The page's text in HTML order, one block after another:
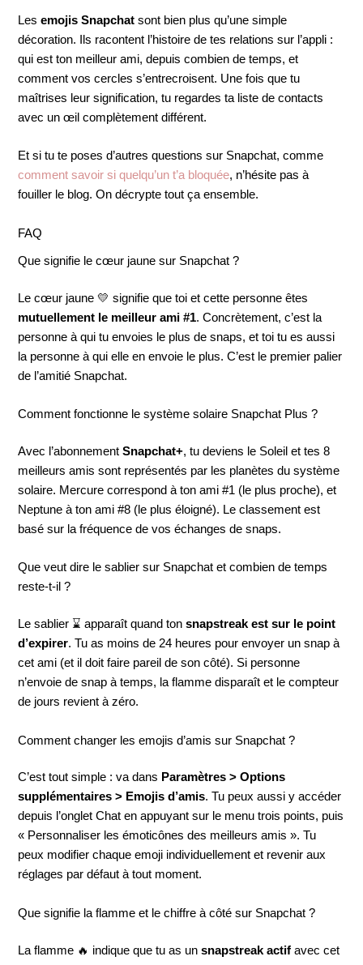
Lesemojis Snapchat sont bien plus qu’une simple
décoration. Ils racontent l’histoire de tes relations sur l’appli :
qui est ton meilleur ami, depuis combien de temps, et
comment vos cercles s’entrecroisent. Une fois que tu
maîtrises leur signification, tu regardes ta liste de contacts
avec un œil complètement différent.
Et si tu te poses d’autres questions sur Snapchat, comme
comment savoir si quelqu’un t’a bloquée, n’hésite pas à
fouiller le blog. On décrypte tout ça ensemble.
FAQ
Que signifie le cœur jaune sur Snapchat ?
Le cœur jaune 💛 signifie que toi et cette personne êtes
mutuellement le meilleur ami #1. Concrètement, c’est la
personne à qui tu envoies le plus de snaps, et toi tu es aussi
la personne à qui elle en envoie le plus. C’est le premier palier
de l’amitié Snapchat.
Comment fonctionne le système solaire Snapchat Plus ?
Avec l’abonnementSnapchat+, tu deviens le Soleil et tes 8
meilleurs amis sont représentés par les planètes du système
solaire. Mercure correspond à ton ami #1 (le plus proche), et
Neptune à ton ami #8 (le plus éloigné). Le classement est
basé sur la fréquence de vos échanges de snaps.
Que veut dire le sablier sur Snapchat et combien de temps
reste-t-il ?
Le sablier ⌛ apparaît quand tonsnapstreak est sur le point
d’expirer. Tu as moins de 24 heures pour envoyer un snap à
cet ami (et il doit faire pareil de son côté). Si personne
n’envoie de snap à temps, la flamme disparaît et le compteur
de jours revient à zéro.
Comment changer les emojis d’amis sur Snapchat ?
C’est tout simple : va dans Paramètres > Options
supplémentaires > Emojis d’amis. Tu peux aussi y accéder
depuis l’onglet Chat en appuyant sur le menu trois points, puis
« Personnaliser les émoticônes des meilleurs amis ». Tu
peux modifier chaque emoji individuellement et revenir aux
réglages par défaut à tout moment.
Que signifie la flamme et le chiffre à côté sur Snapchat ?
La flamme 🔥 indique que tu as unsnapstreak actif avec cet